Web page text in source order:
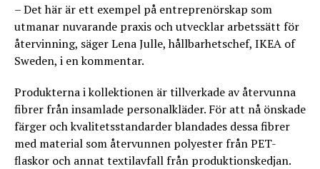
– Det här är ett exempel på entreprenörskap som
utmanar nuvarande praxis och utvecklar arbetssätt för
återvinning, säger Lena Julle, hållbarhetschef, IKEA of
Sweden, i en kommentar.
Produkterna i kollektionen är tillverkade av återvunna
fibrer från insamlade personalkläder. För att nå önskade
färger och kvalitetsstandarder blandades dessa fibrer
med material som återvunnen polyester från PET-
flaskor och annat textilavfall från produktionskedjan.